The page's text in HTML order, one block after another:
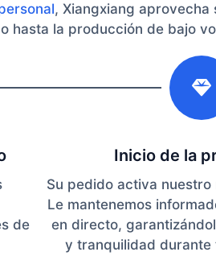
, Xiangxiang
hasta la producción de bajo
de
Inicio de la
Su pedido activa
Le mantenemos
en directo,
y tranquilidad durante